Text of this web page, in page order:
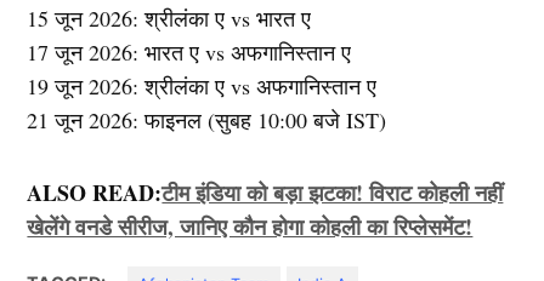
15 जून 2026: श्रीलंका ए vs भारत ए
17 जून 2026: भारत ए vs अफगानिस्तान ए
19 जून 2026: श्रीलंका ए vs अफगानिस्तान ए
21 जून 2026: फाइनल (सुबह 10:00 बजे IST)
ALSO READ:टीम इंडिया को बड़ा झटका! विराट कोहली नहीं
खेलेंगे वनडे सीरीज, जानिए कौन होगा कोहली का रिप्लेसमेंट!